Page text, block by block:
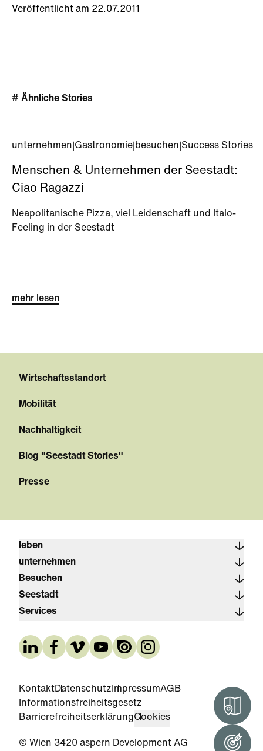
Veröffentlicht am 22.07.2011
# Ähnliche Stories
unternehmen Gastronomie besuchen Success Stories
Menschen & Unternehmen der Seestadt:
Ciao Ragazzi
Neapolitanische Pizza, viel Leidenschaft und Italo-
Feeling in der Seestadt
mehr lesen
Wirtschaftsstandort
Mobilität
Nachhaltigkeit
Blog "Seestadt Stories"
Presse
leben
unternehmen
Besuchen
Seestadt
Services
KontaktDatenschutz ImpressumAGB
Informationsfreiheitsgesetz
BarrierefreiheitserklärungCookies
© Wien 3420 aspern Development AG